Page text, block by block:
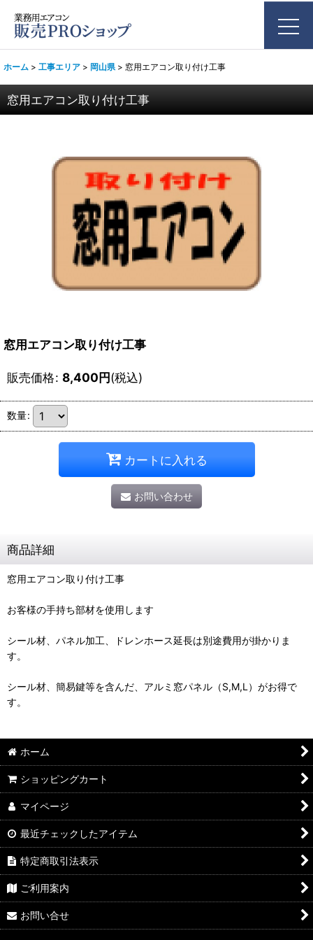
ホーム > 工事エリア > 岡山県 > 窓用エアコン取り付け工事
窓用エアコン取り付け工事
窓用エアコン取り付け工事
販売価格: 8,400円(税込)
数量:
カートに入れる
お問い合わせ
商品詳細
窓用エアコン取り付け工事
お客様の手持ち部材を使用します
シール材、パネル加工、ドレンホース延長は別途費用が掛かりま
す。
シール材、簡易鍵等を含んだ、アルミ窓パネル（S,M,L）がお得で
す。
ホーム
ショッピングカート
マイページ
最近チェックしたアイテム
特定商取引法表示
ご利用案内
お問い合せ